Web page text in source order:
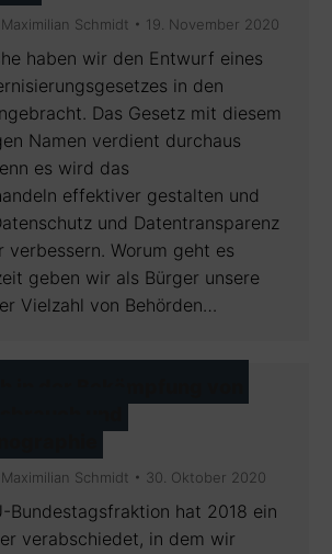
Maximilian Schmidt 19. November 2020
haben wir den Entwurf eines
in den
Das Gesetz mit diesem
Namen verdient durchaus
es wird das
effektiver gestalten und
und Datentransparenz
verbessern. Worum geht es
geben wir als Bürger unsere
Vielzahl von Behörden…
Maximilian Schmidt 30. Oktober 2020
Bundestagsfraktion hat 2018 ein
verabschiedet, in dem wir